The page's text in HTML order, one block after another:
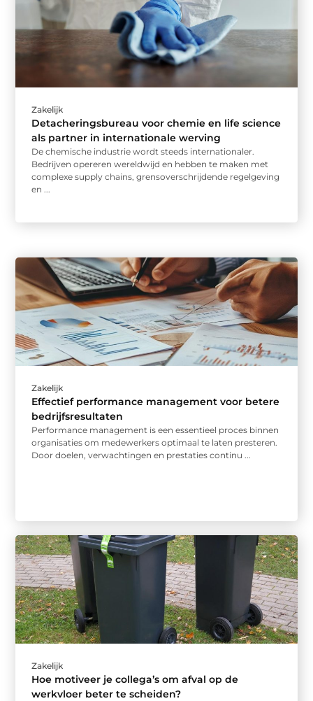
Zakelijk
Detacheringsbureau voor chemie en life science
als partner in internationale werving
De chemische industrie wordt steeds internationaler.
Bedrijven opereren wereldwijd en hebben te maken met
complexe supply chains, grensoverschrijdende regelgeving
en ...
Zakelijk
Effectief performance management voor betere
bedrijfsresultaten
Performance management is een essentieel proces binnen
organisaties om medewerkers optimaal te laten presteren.
Door doelen, verwachtingen en prestaties continu ...
Zakelijk
Hoe motiveer je collega’s om afval op de
werkvloer beter te scheiden?